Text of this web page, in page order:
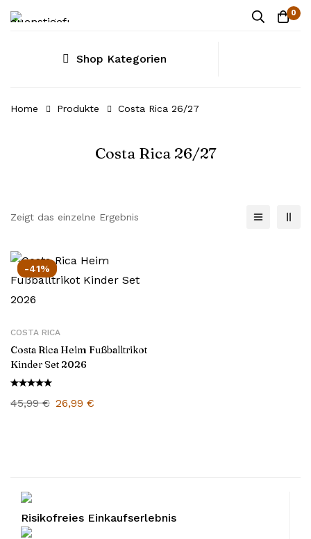
0
Shop Kategorien
Home Produkte Costa Rica 26/27
Costa Rica 26/27
Zeigt das einzelne Ergebnis
-41%
COSTA RICA
Costa Rica Heim Fußballtrikot
Kinder Set 2026
45,99€ 26,99 €
Risikofreies Einkaufserlebnis